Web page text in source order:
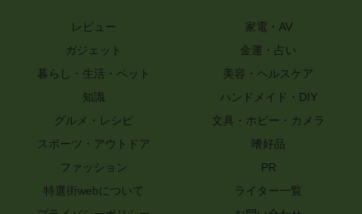
レビュー
家電・AV
ガジェット
金運・占い
暮らし・生活・ペット
美容・ヘルスケア
知識
ハンドメイド・DIY
グルメ・レシピ
文具・ホビー・カメラ
スポーツ・アウトドア
嗜好品
ファッション
PR
特選街webについて
ライター一覧